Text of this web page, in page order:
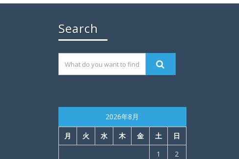
Search
2026年8月
月 火 水 木 金 土
日
1
2